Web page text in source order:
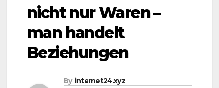
nicht nur Waren –
man handelt
Beziehungen
By internet24.xyz